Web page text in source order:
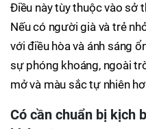
Điều này tùy thuộc vào sở
Nếu có người già và trẻ
với điều hòa và ánh sáng
sự phóng khoáng, ngoài
mở và màu sắc tự nhiên
Có cần chuẩn bị kịch